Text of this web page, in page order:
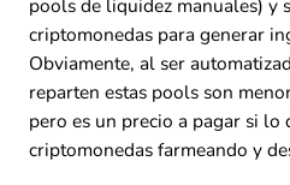
pools de liquidez manuales) y
criptomonedas para generar
Obviamente, al ser
reparten estas pools son
pero es un precio a pagar si lo
criptomonedas farmeando y